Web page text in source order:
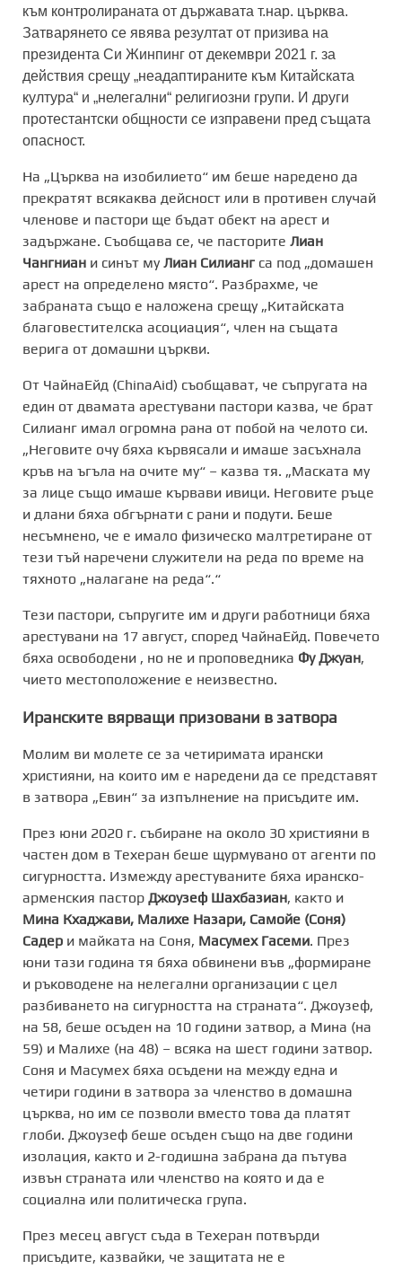
към контролираната от държавата т.нар. църква.
Затварянето се явява резултат от призива на
президента Си Жинпинг от декември 2021 г. за
действия срещу „неадаптираните към Китайската
култура“ и „нелегални“ религиозни групи. И други
протестантски общности се изправени пред същата
опасност.
На „Църква на изобилието“ им беше наредено да
прекратят всякаква дейсност или в противен случай
членове и пастори ще бъдат обект на арест и
задържане. Съобщава се, че пасторите Лиан
Чангниан и синът му Лиан Силианг са под „домашен
арест на определено място“. Разбрахме, че
забраната също е наложена срещу „Китайската
благовестителска асоциация“, член на същата
верига от домашни църкви.
От ЧайнаЕйд (ChinaAid) съобщават, че съпругата на
един от двамата арестувани пастори казва, че брат
Силианг имал огромна рана от побой на челото си.
„Неговите очу бяха кървясали и имаше засъхнала
кръв на ъгъла на очите му“ – казва тя. „Маската му
за лице също имаше кървави ивици. Неговите ръце
и длани бяха обгърнати с рани и подути. Беше
несъмнено, че е имало физическо малтретиране от
тези тъй наречени служители на реда по време на
тяхното „налагане на реда“.“
Тези пастори, съпругите им и други работници бяха
арестувани на 17 август, според ЧайнаЕйд. Повечето
бяха освободени , но не и проповедника Фу Джуан,
чието местоположение е неизвестно.
Иранските вярващи призовани в затвора
Молим ви молете се за четиримата ирански
християни, на които им е наредени да се представят
в затвора „Евин“ за изпълнение на присъдите им.
През юни 2020 г. събиране на около 30 християни в
частен дом в Техеран беше щурмувано от агенти по
сигурността. Измежду арестуваните бяха иранско-
арменския пастор Джоузеф Шахбазиан, както и
Мина Кхаджави, Малихе Назари, Самойе (Соня)
Садер и майката на Соня, Масумех Гасеми. През
юни тази година тя бяха обвинени във „формиране
и ръководене на нелегални организации с цел
разбиването на сигурността на страната“. Джоузеф,
на 58, беше осъден на 10 години затвор, а Мина (на
59) и Малихе (на 48) – всяка на шест години затвор.
Соня и Масумех бяха осъдени на между една и
четири години в затвора за членство в домашна
църква, но им се позволи вместо това да платят
глоби. Джоузеф беше осъден също на две години
изолация, както и 2-годишна забрана да пътува
извън страната или членство на която и да е
социална или политическа група.
През месец август съда в Техеран потвърди
присъдите, казвайки, че защитата не е